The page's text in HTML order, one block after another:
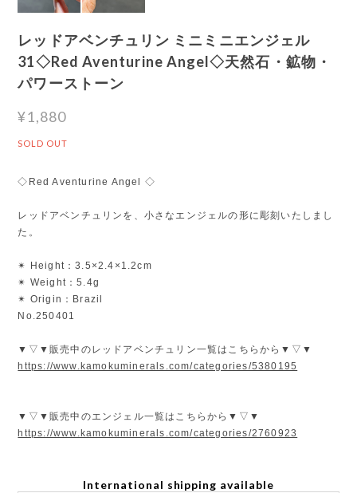
レッドアベンチュリン ミニミニエンジェル
31◇Red Aventurine Angel◇天然石・鉱物・
パワーストーン
¥1,880
SOLD OUT
◇Red Aventurine Angel ◇
レッドアベンチュリンを、小さなエンジェルの形に彫刻いたしまし
た。
✴︎ Height：3.5×2.4×1.2cm
✴︎ Weight：5.4g
✴︎ Origin：Brazil
No.250401
▼▽▼販売中のレッドアベンチュリン一覧はこちらから▼▽▼
https://www.kamokuminerals.com/categories/5380195
▼▽▼販売中のエンジェル一覧はこちらから▼▽▼
https://www.kamokuminerals.com/categories/2760923
International shipping available